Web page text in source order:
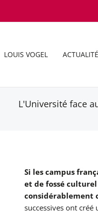
LOUIS VOGEL
L'Université face
Si les campus
et de fossé
considérablement
successives ont